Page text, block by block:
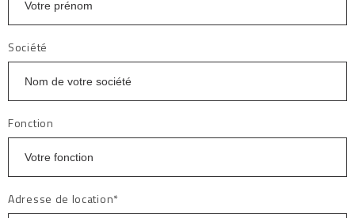
Société
Fonction
Adresse de location*